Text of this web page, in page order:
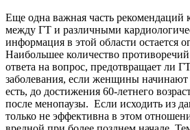
Еще одна важная часть рекомендаций
между ГТ и различными
информация в этой области остается
Наибольшее количество
ответа на вопрос, предотвращает ли
заболевания, если женщины начинают
есть, до достижения 60-летнего
после менопаузы. Если исходить из
только не эффективна в этом